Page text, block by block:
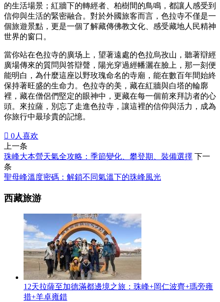
的生活場景；紅牆下的轉經者、柏樹間的鳥鳴，都讓人感受到
信仰與生活的緊密融合。對於外國旅客而言，色拉寺不僅是一
個旅遊景點，更是一個了解藏傳佛教文化、感受藏地人民精神
世界的窗口。
當你站在色拉寺的廣场上，望著遠處的色拉烏孜山，聽著辯經
廣場傳來的質問與答辯聲，陽光穿過經幡灑在臉上，那一刻便
能明白，為什麼這座以野玫瑰命名的寺廟，能在數百年間始終
保持著旺盛的生命力。色拉寺的美，藏在紅牆與白塔的輪廓
裡，藏在僧侶們堅定的眼神中，更藏在每一個前來拜訪者的心
頭。來拉薩，別忘了走進色拉寺，讓這裡的信仰與活力，成為
你旅行中最珍貴的記憶。
 0人喜欢
上一条
珠峰大本營天氣全攻略：季節變化、攀登期、裝備選擇 下一
条
聖母峰溫度密碼：解鎖不同氣溫下的珠峰風光
西藏旅游
12天拉薩至加德滿都邊境之旅：珠峰+岡仁波齊+瑪旁雍
措+羊卓雍錯